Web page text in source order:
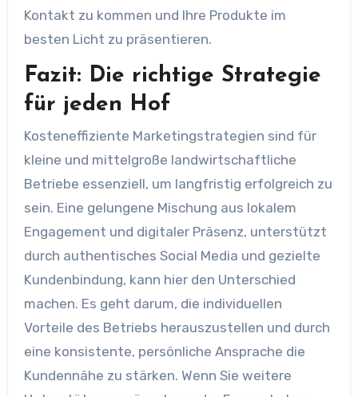
Kontakt zu kommen und Ihre Produkte im
besten Licht zu präsentieren.
Fazit: Die richtige Strategie
für jeden Hof
Kosteneffiziente Marketingstrategien sind für
kleine und mittelgroße landwirtschaftliche
Betriebe essenziell, um langfristig erfolgreich zu
sein. Eine gelungene Mischung aus lokalem
Engagement und digitaler Präsenz, unterstützt
durch authentisches Social Media und gezielte
Kundenbindung, kann hier den Unterschied
machen. Es geht darum, die individuellen
Vorteile des Betriebs herauszustellen und durch
eine konsistente, persönliche Ansprache die
Kundennähe zu stärken. Wenn Sie weitere